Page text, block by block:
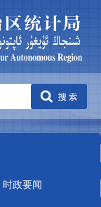
时政要闻